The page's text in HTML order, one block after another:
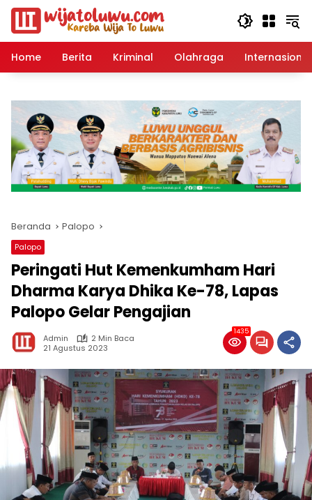
Langsung
konten
Home
Berita Kriminal Olahraga Internasional
Beranda Palopo
Palopo
Peringati Hut Kemenkumham Hari
Dharma Karya Dhika Ke-78, Lapas
Palopo Gelar Pengajian
Admin
2 Min Baca
21 Agustus 2023
1435